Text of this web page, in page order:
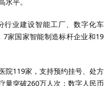
平。
行业建设智能工厂、数字化车
7家国家智能制造标杆企业和19
院119家，支持预约挂号、处方
量突破260万人次；数字人民币